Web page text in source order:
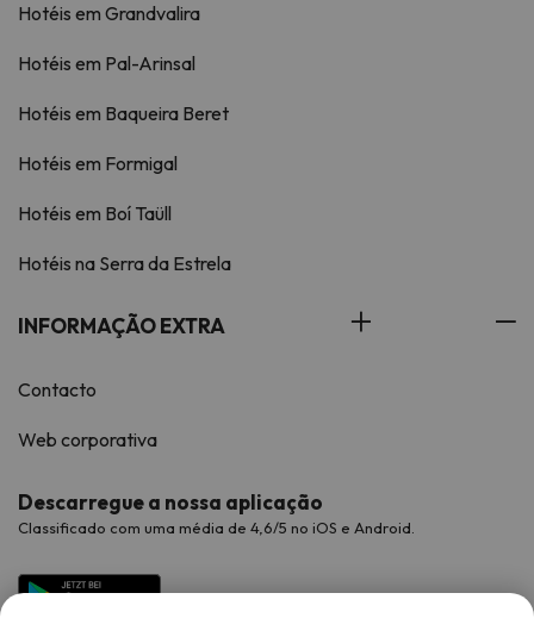
Hotéis em Grandvalira
Hotéis em Pal-Arinsal
Hotéis em Baqueira Beret
Hotéis em Formigal
Hotéis em Boí Taüll
Hotéis na Serra da Estrela
INFORMAÇÃO EXTRA
Contacto
Web corporativa
Descarregue a nossa aplicação
Classificado com uma média de 4,6/5 no iOS e Android.